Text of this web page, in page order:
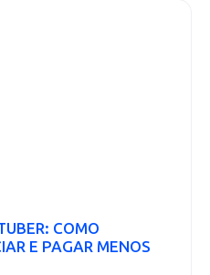
COMO
E PAGAR MENOS